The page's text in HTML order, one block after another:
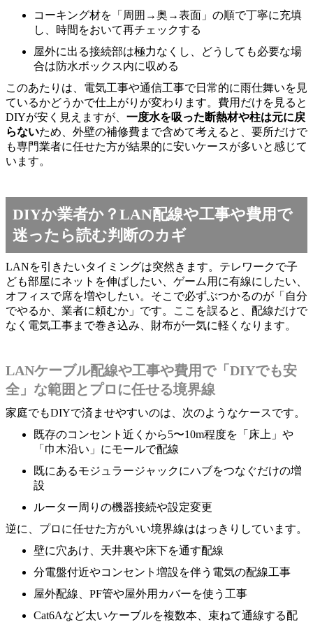
コーキング材を「周囲→奥→表面」の順で丁寧に充填
し、時間をおいて再チェックする
屋外に出る接続部は極力なくし、どうしても必要な場
合は防水ボックス内に収める
このあたりは、電気工事や通信工事で日常的に雨仕舞いを見
ているかどうかで仕上がりが変わります。費用だけを見ると
DIYが安く見えますが、 一度水を吸った断熱材や柱は元に戻
らないため、外壁の補修費まで含めて考えると、要所だけで
も専門業者に任せた方が結果的に安いケースが多いと感じて
います。
DIYか業者か？LAN配線や工事や費用で
迷ったら読む判断のカギ
LANを引きたいタイミングは突然きます。テレワークで子
ども部屋にネットを伸ばしたい、ゲーム用に有線にしたい、
オフィスで席を増やしたい。そこで必ずぶつかるのが「自分
でやるか、業者に頼むか」です。ここを誤ると、配線だけで
なく電気工事まで巻き込み、財布が一気に軽くなります。
LANケーブル配線や工事や費用で「DIYでも安
全」な範囲とプロに任せる境界線
家庭でもDIYで済ませやすいのは、次のようなケースです。
既存のコンセント近くから5〜10m程度を「床上」や
「巾木沿い」にモールで配線
既にあるモジュラージャックにハブをつなぐだけの増
設
ルーター周りの機器接続や設定変更
逆に、プロに任せた方がいい境界線ははっきりしています。
壁に穴あけ、天井裏や床下を通す配線
分電盤付近やコンセント増設を伴う電気の配線工事
屋外配線、PF管や屋外用カバーを使う工事
Cat6Aなど太いケーブルを複数本、束ねて通線する配